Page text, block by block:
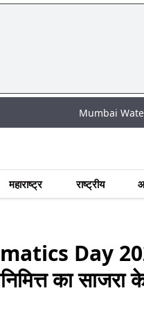
Mumbai Water Cut: मुंबई
महाराष्ट्र राष्ट्रीय
Day
का साजरा